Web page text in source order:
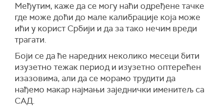
Међутим, каже да се могу наћи одређене тачке
где може доћи до мале калибрације која може
ићи у корист Србији и да за тако нечим вреди
трагати.
Боји се да ће наредних неколико месеци бити
изузетно тежак период и изузетно оптерећен
изазовима, али да се морамо трудити да
нађемо макар најмањи заједнички именитељ са
САД.